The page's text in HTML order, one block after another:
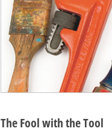
The Fool with the Tool